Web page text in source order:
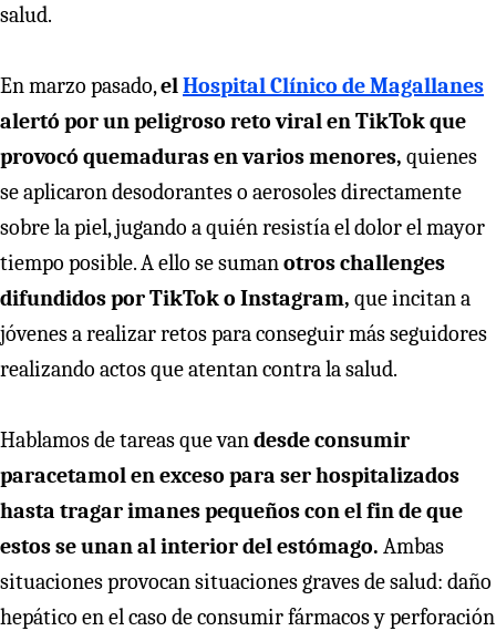
salud.
En marzo pasado,elHospital Clínico de Magallanes
alertó por un peligroso reto viral en TikTok que
provocó quemaduras en varios menores, quienes
se aplicaron desodorantes o aerosoles directamente
sobre la piel, jugando a quién resistía el dolor el mayor
tiempo posible. A ello se sumanotros challenges
difundidos por TikTok o Instagram, que incitan a
jóvenes a realizar retos para conseguir más seguidores
realizando actos que atentan contra la salud.
Hablamos de tareas que vandesde consumir
paracetamol en exceso para ser hospitalizados
hasta tragar imanes pequeños con el fin de que
estos se unan al interior del estómago. Ambas
situaciones provocan situaciones graves de salud: daño
hepático en el caso de consumir fármacos y perforación